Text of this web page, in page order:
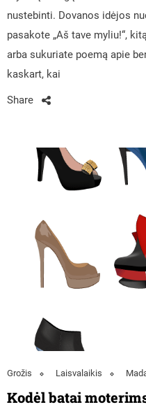
nustebinti. Dovanos idėjos
pasakote „Aš tave myliu!“,
arba sukuriate poemą apie
kaskart, kai
Share
Grožis Laisvalaikis
Kodėl batai